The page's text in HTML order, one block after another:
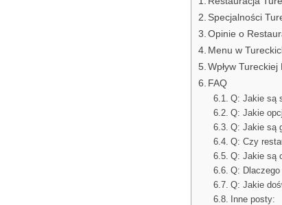
Specjalności
Opinie o
Menu w
Wpływ
FAQ
Q: Jakie są
Q: Jakie
Q: Jakie są
Q: Czy
Q: Jakie są
Q:
Q: Jakie
Inne posty: